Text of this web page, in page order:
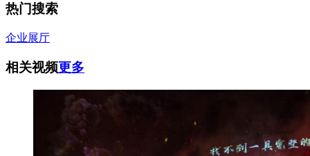
热门搜索
企业展厅
相关视频更多